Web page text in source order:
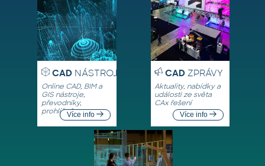
CADNÁSTROJE
Online CAD, BIM a
GIS nástroje,
převodníky,
prohlížečeVíce info
CADZPRÁVY
Aktuality, nabídky a
události ze světa
CAx řešení
Více info